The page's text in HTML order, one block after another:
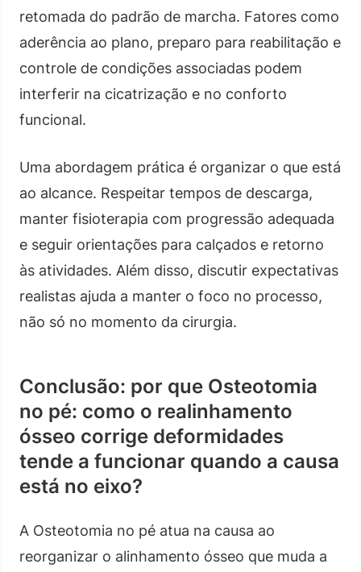
retomada do padrão de marcha. Fatores como
aderência ao plano, preparo para reabilitação e
controle de condições associadas podem
interferir na cicatrização e no conforto
funcional.
Uma abordagem prática é organizar o que está
ao alcance. Respeitar tempos de descarga,
manter fisioterapia com progressão adequada
e seguir orientações para calçados e retorno
às atividades. Além disso, discutir expectativas
realistas ajuda a manter o foco no processo,
não só no momento da cirurgia.
Conclusão: por que Osteotomia
no pé: como o realinhamento
ósseo corrige deformidades
tende a funcionar quando a causa
está no eixo?
A Osteotomia no pé atua na causa ao
reorganizar o alinhamento ósseo que muda a